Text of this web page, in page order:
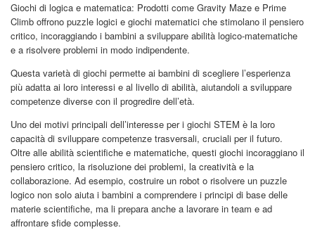
Giochi di logica e matematica: Prodotti come Gravity Maze e Prime
Climb offrono puzzle logici e giochi matematici che stimolano il pensiero
critico, incoraggiando i bambini a sviluppare abilità logico-matematiche
e a risolvere problemi in modo indipendente.
Questa varietà di giochi permette ai bambini di scegliere l’esperienza
più adatta ai loro interessi e al livello di abilità, aiutandoli a sviluppare
competenze diverse con il progredire dell’età.
Uno dei motivi principali dell’interesse per i giochi STEM è la loro
capacità di sviluppare competenze trasversali, cruciali per il futuro.
Oltre alle abilità scientifiche e matematiche, questi giochi incoraggiano il
pensiero critico, la risoluzione dei problemi, la creatività e la
collaborazione. Ad esempio, costruire un robot o risolvere un puzzle
logico non solo aiuta i bambini a comprendere i principi di base delle
materie scientifiche, ma li prepara anche a lavorare in team e ad
affrontare sfide complesse.